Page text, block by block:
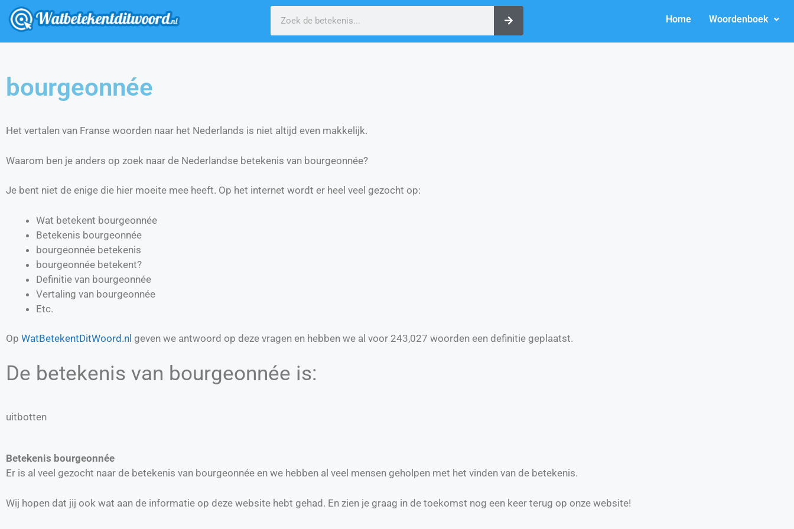
Home Woordenboek
bourgeonnée
Het vertalen van Franse woorden naar het Nederlands is niet altijd even makkelijk.
Waarom ben je anders op zoek naar de Nederlandse betekenis van bourgeonnée?
Je bent niet de enige die hier moeite mee heeft. Op het internet wordt er heel veel gezocht op:
Wat betekent bourgeonnée
Betekenis bourgeonnée
bourgeonnée betekenis
bourgeonnée betekent?
Definitie van bourgeonnée
Vertaling van bourgeonnée
Etc.
Op WatBetekentDitWoord.nl geven we antwoord op deze vragen en hebben we al voor 243,027 woorden een definitie geplaatst.
De betekenis van bourgeonnée is:
uitbotten
Betekenis bourgeonnée
Er is al veel gezocht naar de betekenis van bourgeonnée en we hebben al veel mensen geholpen met het vinden van de betekenis.
Wij hopen dat jij ook wat aan de informatie op deze website hebt gehad. En zien je graag in de toekomst nog een keer terug op onze website!